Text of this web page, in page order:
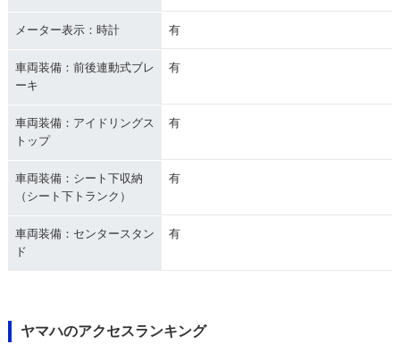
メーター表示：時計 有
車両装備：前後連動式ブレ
ーキ
有
車両装備：アイドリングス
トップ
有
車両装備：シート下収納
（シート下トランク）
有
車両装備：センタースタン
ド
有
ヤマハのアクセスランキング